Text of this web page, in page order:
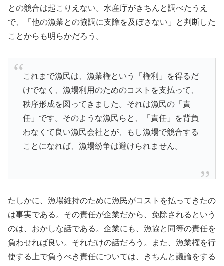
との競合は起こりえない。水産庁がきちんと調べたうえ
で、「他の漁業との協調に支障を及ぼさない」と判断した
ことからも明らかだろう。
これまで漁民は、漁業権という「権利」を得るだ
けでなく、漁場利用のためのコストを支払って、
秩序形成を図ってきました。それは漁民の「責
任」です。そのような漁民らと、「責任」を背負
わなくて良い漁民会社とが、もし漁場で競合する
ことになれば、漁場紛争は避けられません。
たしかに、漁場維持のために漁民がコストを払ってきたの
は事実である。その責任が企業だから、免除されるという
のは、おかしな話である。企業にも、漁協と同等の責任を
負わせれば良い。それだけの話だろう。また、漁業権を行
使する上で負うべき責任については、きちんと議論をする